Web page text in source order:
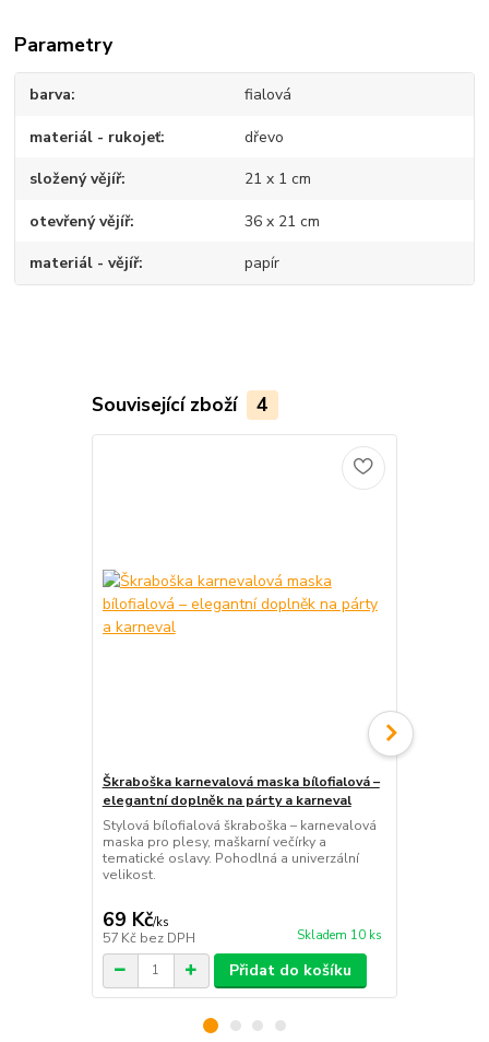
Parametry
barva fialová
materiál - rukojeť dřevo
složený vějíř 21 x 1 cm
otevřený vějíř 36 x 21 cm
materiál - vějíř papír
Související zboží 4
Škraboška karnevalová maska bílofialová –
elegantní doplněk na párty a karneval
Stylová bílofialová škraboška – karnevalová
maska pro plesy, maškarní večírky a
tematické oslavy. Pohodlná a univerzální
velikost.
69 Kč/ks
57 Kč bez DPH Skladem 10 ks
Přidat do košíku